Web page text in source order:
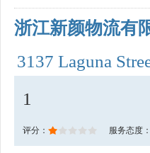
浙江新颜物流有
3137 Laguna
1
评分： 服务态度：